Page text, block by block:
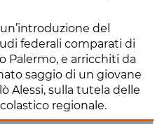
del
federali comparati di
Palermo, e arricchiti da
saggio di un giovane
Alessi, sulla tutela delle
regionale.